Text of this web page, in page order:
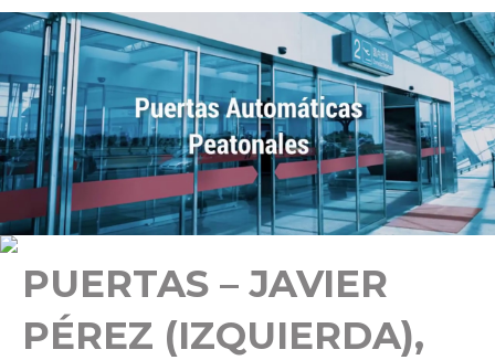
PUERTAS – JAVIER
PÉREZ (IZQUIERDA),